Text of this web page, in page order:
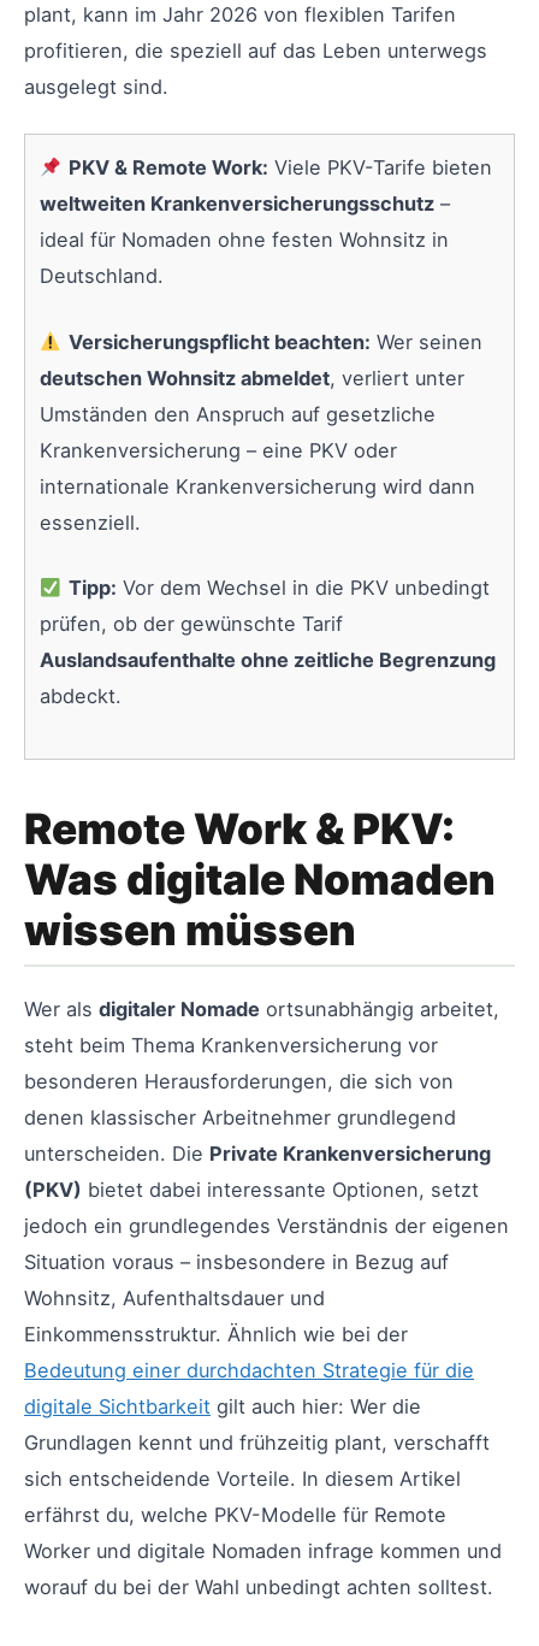
plant, kann im Jahr 2026 von flexiblen Tarifen
profitieren, die speziell auf das Leben unterwegs
ausgelegt sind.
PKV & Remote Work: Viele PKV-Tarife bieten
weltweiten Krankenversicherungsschutz –
ideal für Nomaden ohne festen Wohnsitz in
Deutschland.
Versicherungspflicht beachten: Wer seinen
deutschen Wohnsitz abmeldet, verliert unter
Umständen den Anspruch auf gesetzliche
Krankenversicherung – eine PKV oder
internationale Krankenversicherung wird dann
essenziell.
Tipp: Vor dem Wechsel in die PKV unbedingt
prüfen, ob der gewünschte Tarif
Auslandsaufenthalte ohne zeitliche Begrenzung
abdeckt.
Remote Work & PKV:
Was digitale Nomaden
wissen müssen
Wer als digitaler Nomade ortsunabhängig arbeitet,
steht beim Thema Krankenversicherung vor
besonderen Herausforderungen, die sich von
denen klassischer Arbeitnehmer grundlegend
unterscheiden. Die Private Krankenversicherung
(PKV) bietet dabei interessante Optionen, setzt
jedoch ein grundlegendes Verständnis der eigenen
Situation voraus – insbesondere in Bezug auf
Wohnsitz, Aufenthaltsdauer und
Einkommensstruktur. Ähnlich wie bei der
Bedeutung einer durchdachten Strategie für die
digitale Sichtbarkeit gilt auch hier: Wer die
Grundlagen kennt und frühzeitig plant, verschafft
sich entscheidende Vorteile. In diesem Artikel
erfährst du, welche PKV-Modelle für Remote
Worker und digitale Nomaden infrage kommen und
worauf du bei der Wahl unbedingt achten solltest.